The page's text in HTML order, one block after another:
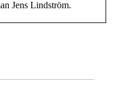
Jens Lindström.